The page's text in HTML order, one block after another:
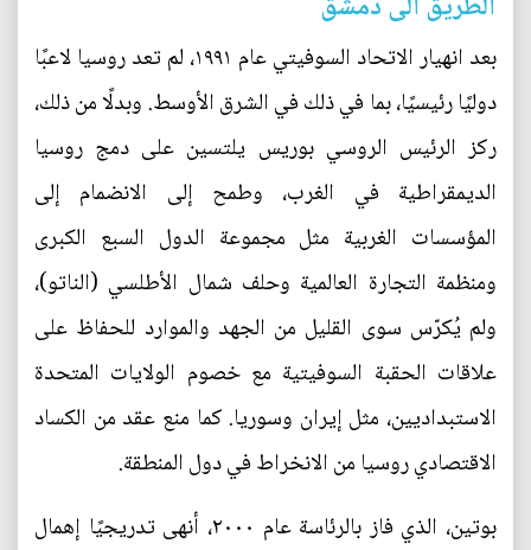
بعد انهيار الاتحاد السوفيتي عام ١٩٩١، لم تعد روسيا لاعبًا
دوليًا رئيسيًا، بما في ذلك في الشرق الأوسط. وبدلًا من ذلك،
ركز الرئيس الروسي بوريس يلتسين على دمج روسيا
الديمقراطية في الغرب، وطمح إلى الانضمام إلى
المؤسسات الغربية مثل مجموعة الدول السبع الكبرى
ومنظمة التجارة العالمية وحلف شمال الأطلسي (الناتو)،
ولم يُكرّس سوى القليل من الجهد والموارد للحفاظ على
علاقات الحقبة السوفيتية مع خصوم الولايات المتحدة
الاستبداديين، مثل إيران وسوريا. كما منع عقد من الكساد
الاقتصادي روسيا من الانخراط في دول المنطقة.
بوتين، الذي فاز بالرئاسة عام ٢٠٠٠، أنهى تدريجيًا إهمال